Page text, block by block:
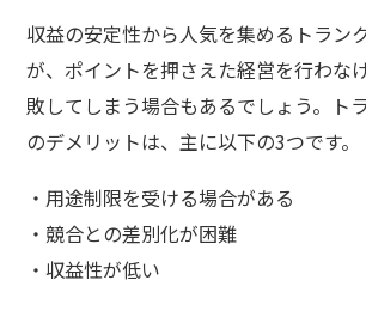
収益の安定性から人気を集めるトラン
が、ポイントを押さえた経営を行わな
敗してしまう場合もあるでしょう。ト
のデメリットは、主に以下の3つです。
・用途制限を受ける場合がある
・競合との差別化が困難
・収益性が低い